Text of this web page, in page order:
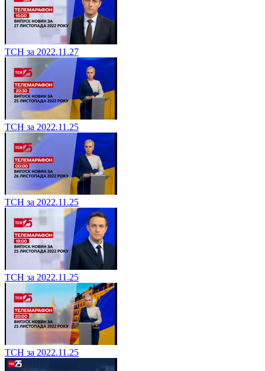
ТСН за 2022.11.27
ТСН за 2022.11.25
ТСН за 2022.11.25
ТСН за 2022.11.25
ТСН за 2022.11.25